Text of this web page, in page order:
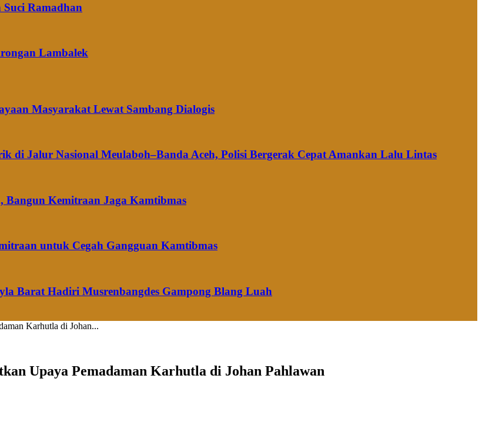
Ramadhan
Lambalek
Masyarakat Lewat Sambang Dialogis
di Jalur Nasional Meulaboh–Banda Aceh, Polisi Bergerak Cepat Amankan Lalu Lintas
Bangun Kemitraan Jaga Kamtibmas
untuk Cegah Gangguan Kamtibmas
Barat Hadiri Musrenbangdes Gampong Blang Luah
Karhutla di Johan...
Upaya Pemadaman Karhutla di Johan Pahlawan